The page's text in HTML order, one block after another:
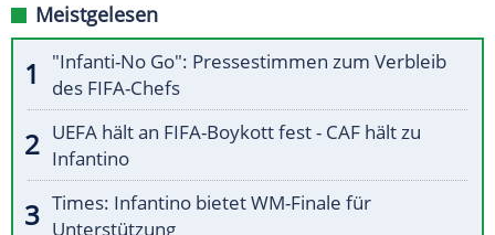
Meistgelesen
"Infanti-No Go": Pressestimmen zum Verbleib
des FIFA-Chefs
UEFA hält an FIFA-Boykott fest - CAF hält zu
Infantino
Times: Infantino bietet WM-Finale für
Unterstützung